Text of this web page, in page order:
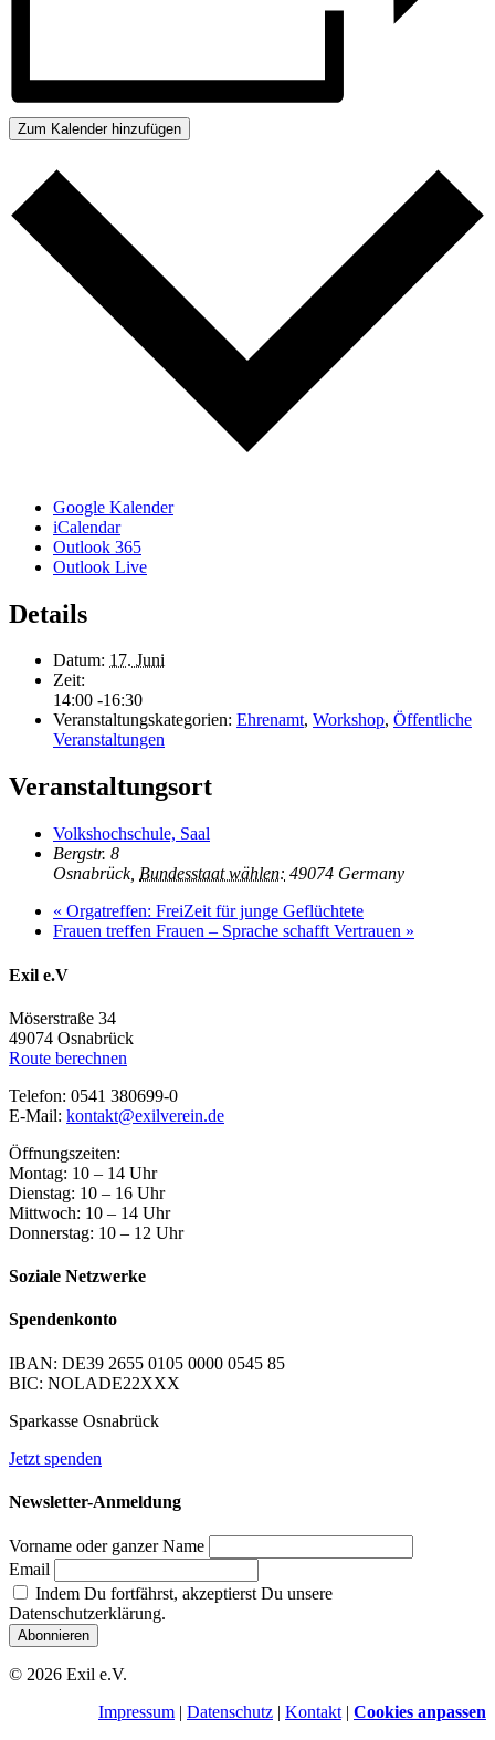
Zum Kalender hinzufügen
Google Kalender
iCalendar
Outlook 365
Outlook Live
Details
Datum: 17. Juni
Zeit:
14:00 -16:30
Veranstaltungskategorien: Ehrenamt, Workshop, Öffentliche
Veranstaltungen
Veranstaltungsort
Volkshochschule, Saal
Bergstr. 8
Osnabrück, Bundesstaat wählen: 49074 Germany
« Orgatreffen: FreiZeit für junge Geflüchtete
Frauen treffen Frauen – Sprache schafft Vertrauen »
Exil e.V
Möserstraße 34
49074 Osnabrück
Route berechnen
Telefon: 0541 380699-0
E-Mail: kontakt@exilverein.de
Öffnungszeiten:
Montag: 10 – 14 Uhr
Dienstag: 10 – 16 Uhr
Mittwoch: 10 – 14 Uhr
Donnerstag: 10 – 12 Uhr
Soziale Netzwerke
Spendenkonto
IBAN: DE39 2655 0105 0000 0545 85
BIC: NOLADE22XXX
Sparkasse Osnabrück
Jetzt spenden
Newsletter-Anmeldung
Vorname oder ganzer Name
Email
Indem Du fortfährst, akzeptierst Du unsere
Datenschutzerklärung.
© 2026 Exil e.V.
Impressum | Datenschutz | Kontakt | Cookies anpassen